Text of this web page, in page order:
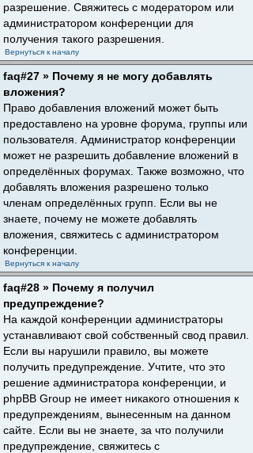
разрешение. Свяжитесь с модератором или
администратором конференции для
получения такого разрешения.
Вернуться к началу
faq#27 » Почему я не могу добавлять
вложения?
Право добавления вложений может быть
предоставлено на уровне форума, группы или
пользователя. Администратор конференции
может не разрешить добавление вложений в
определённых форумах. Также возможно, что
добавлять вложения разрешено только
членам определённых групп. Если вы не
знаете, почему не можете добавлять
вложения, свяжитесь с администратором
конференции.
Вернуться к началу
faq#28 » Почему я получил
предупреждение?
На каждой конференции администраторы
устанавливают свой собственный свод правил.
Если вы нарушили правило, вы можете
получить предупреждение. Учтите, что это
решение администратора конференции, и
phpBB Group не имеет никакого отношения к
предупреждениям, вынесенным на данном
сайте. Если вы не знаете, за что получили
предупреждение, свяжитесь с